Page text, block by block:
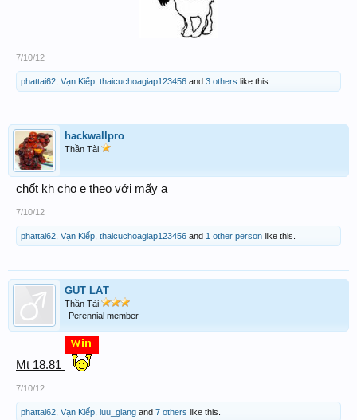
7/10/12
phattai62 Vạn Kiếp thaicuchoagiap123456 and 3 others like this.
hackwallpro
Thần Tài
chốt kh cho e theo với mấy a
7/10/12
phattai62 Vạn Kiếp thaicuchoagiap123456 and 1 other person like this.
GÚT LẮT
Thần Tài
Perennial member
Mt 18.81
7/10/12
phattai62 Vạn Kiếp luu_giang and 7 others like this.